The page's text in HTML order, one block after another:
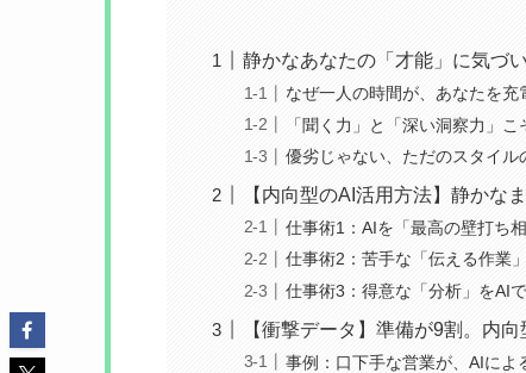
静かなあなたの「才能」に気づ
なぜ一人の時間が、あなたを充
「聞く力」と「深い洞察力」
優劣じゃない、ただのスタイル
【内向型のAI活用方法】静かな
仕事術1：AIを「最高の壁打ち
仕事術2：苦手な「伝える作業
仕事術3：得意な「分析」をAI
【衝撃データ】準備が9割。内
事例：口下手な営業が、AIによ